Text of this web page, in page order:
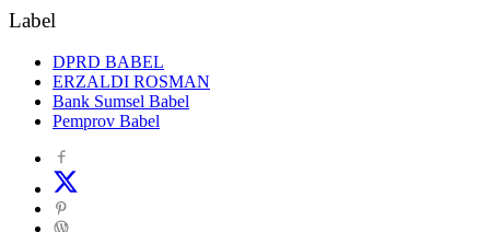
Label
DPRD BABEL
ERZALDI ROSMAN
Bank Sumsel Babel
Pemprov Babel